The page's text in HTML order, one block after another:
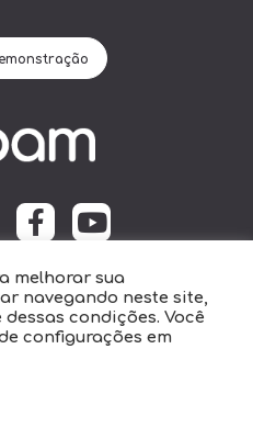
Direitos Reservados
melhorar sua
navegando neste site,
condições. Você
configurações em